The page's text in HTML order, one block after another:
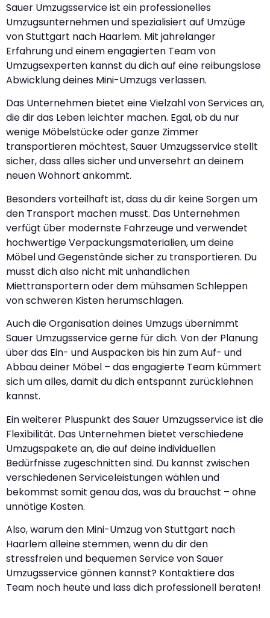
Sauer Umzugsservice ist ein professionelles
Umzugsunternehmen und spezialisiert auf Umzüge
von Stuttgart nach Haarlem. Mit jahrelanger
Erfahrung und einem engagierten Team von
Umzugsexperten kannst du dich auf eine reibungslose
Abwicklung deines Mini-Umzugs verlassen.
Das Unternehmen bietet eine Vielzahl von Services an,
die dir das Leben leichter machen. Egal, ob du nur
wenige Möbelstücke oder ganze Zimmer
transportieren möchtest, Sauer Umzugsservice stellt
sicher, dass alles sicher und unversehrt an deinem
neuen Wohnort ankommt.
Besonders vorteilhaft ist, dass du dir keine Sorgen um
den Transport machen musst. Das Unternehmen
verfügt über modernste Fahrzeuge und verwendet
hochwertige Verpackungsmaterialien, um deine
Möbel und Gegenstände sicher zu transportieren. Du
musst dich also nicht mit unhandlichen
Miettransportern oder dem mühsamen Schleppen
von schweren Kisten herumschlagen.
Auch die Organisation deines Umzugs übernimmt
Sauer Umzugsservice gerne für dich. Von der Planung
über das Ein- und Auspacken bis hin zum Auf- und
Abbau deiner Möbel – das engagierte Team kümmert
sich um alles, damit du dich entspannt zurücklehnen
kannst.
Ein weiterer Pluspunkt des Sauer Umzugsservice ist die
Flexibilität. Das Unternehmen bietet verschiedene
Umzugspakete an, die auf deine individuellen
Bedürfnisse zugeschnitten sind. Du kannst zwischen
verschiedenen Serviceleistungen wählen und
bekommst somit genau das, was du brauchst – ohne
unnötige Kosten.
Also, warum den Mini-Umzug von Stuttgart nach
Haarlem alleine stemmen, wenn du dir den
stressfreien und bequemen Service von Sauer
Umzugsservice gönnen kannst? Kontaktiere das
Team noch heute und lass dich professionell beraten!